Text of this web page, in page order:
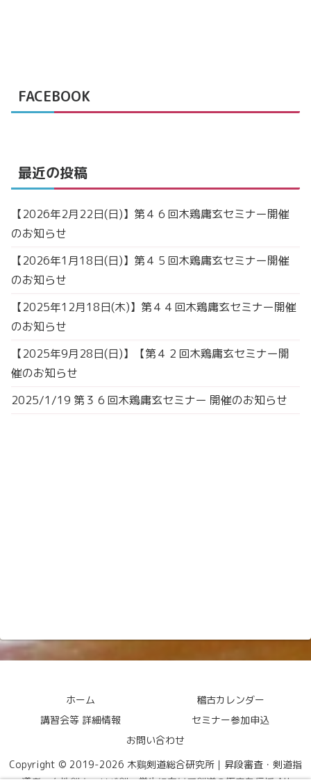
FACEBOOK
最近の投稿
【2026年2月22日(日)】第４６回木鶏庸玄セミナー開催
のお知らせ
【2026年1月18日(日)】第４５回木鶏庸玄セミナー開催
のお知らせ
【2025年12月18日(木)】第４４回木鶏庸玄セミナー開催
のお知らせ
【2025年9月28日(日)】【第４２回木鶏庸玄セミナー開
催のお知らせ
2025/1/19 第３６回木鶏庸玄セミナー 開催のお知らせ
ホーム
稽古カレンダー
講習会等 詳細情報
セミナー参加申込
お問い合わせ
Copyright © 2019-2026 木鷄剣道総合研究所｜昇段審査・剣道指